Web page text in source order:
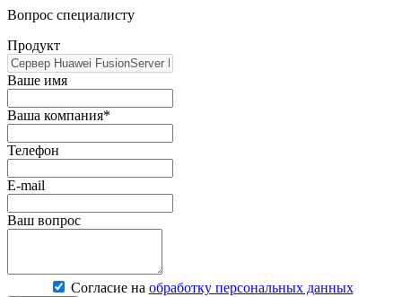
Вопрос специалисту
Продукт
Ваше имя
Ваша компания*
Телефон
E-mail
Ваш вопрос
Согласие на обработку персональных данных